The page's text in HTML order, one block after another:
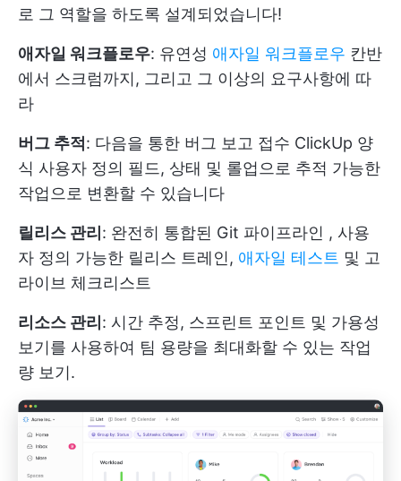
로 그 역할을 하도록 설계되었습니다!
애자일 워크플로우: 유연성 애자일 워크플로우 칸반
에서 스크럼까지, 그리고 그 이상의 요구사항에 따
라
버그 추적 : 다음을 통한 버그 보고 접수 ClickUp 양
식 사용자 정의 필드, 상태 및 롤업으로 추적 가능한
작업으로 변환할 수 있습니다
릴리스 관리 : 완전히 통합된 Git 파이프라인 , 사용
자 정의 가능한 릴리스 트레인, 애자일 테스트 및 고
라이브 체크리스트
리소스 관리 : 시간 추정, 스프린트 포인트 및 가용성
보기를 사용하여 팀 용량을 최대화할 수 있는 작업
량 보기.